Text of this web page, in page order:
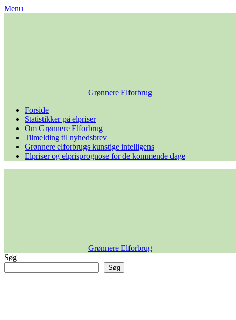
Skip
Menu
Grønnere Elforbrug
Forside
Statistikker på elpriser
Om Grønnere Elforbrug
Tilmelding til nyhedsbrev
Grønnere elforbrugs kunstige intelligens
Elpriser og elprisprognose for de kommende dage
Grønnere Elforbrug
Søg
Søg